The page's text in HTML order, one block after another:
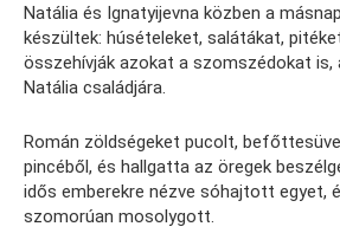
Natália és Ignatyijevna közben a
készültek: húsételeket, salátákat,
összehívják azokat a szomszédokat is,
Natália családjára.
Román zöldségeket pucolt,
pincéből, és hallgatta az öregek
idős emberekre nézve sóhajtott egyet,
szomorúan mosolygott.